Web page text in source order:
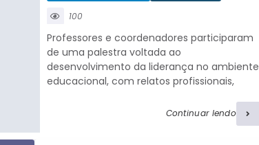
100
visualizaç
ões
Professores e coordenadores participaram
de uma palestra voltada ao
desenvolvimento da liderança no ambiente
educacional, com relatos profissionais,
integração. César Ribeiro, Consultor e
Facilitador do Sebrae, iniciou o encontro
Continuar lendo